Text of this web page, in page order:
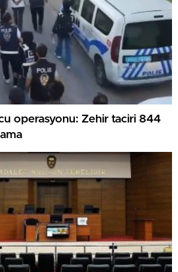
operasyonu: Zehir taciri 844